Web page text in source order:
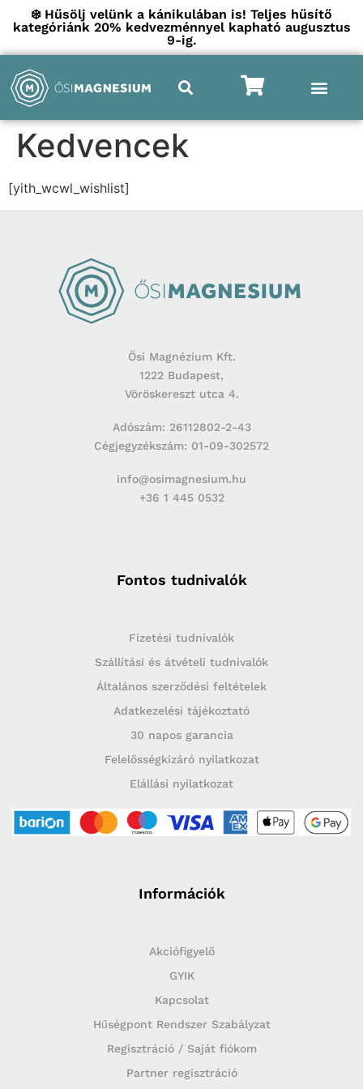
❄️ Hűsölj velünk a kánikulában is! Teljes hűsítő
kategóriánk 20% kedvezménnyel kapható augusztus
9-ig.
Kedvencek
[yith_wcwl_wishlist]
Ősi Magnézium Kft.
1222 Budapest,
Vöröskereszt utca 4.
Adószám: 26112802-2-43
Cégjegyzékszám: 01-09-302572
info@osimagnesium.hu
+36 1 445 0532
Fontos tudnivalók
Fizetési tudnivalók
Szállítási és átvételi tudnivalók
Általános szerződési feltételek
Adatkezelési tájékoztató
30 napos garancia
Felelősségkizáró nyilatkozat
Elállási nyilatkozat
Információk
Akciófigyelő
GYIK
Kapcsolat
Hűségpont Rendszer Szabályzat
Regisztráció / Saját fiókom
Partner regisztráció